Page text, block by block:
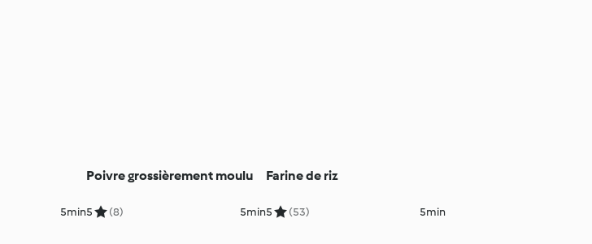
5min
Poivre grossièrement moulu
5 (8) 5min
Farine de riz
5 (53) 5min